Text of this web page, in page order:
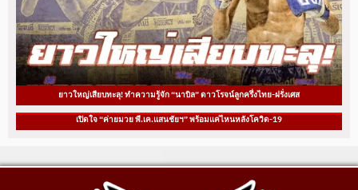
ยาวใหญ่เสียบทะลุ! ทำความรู้จัก “นาบิล” ดาวโรจน์ลูกครึ่งไทย-ฝรั่งเศส
เปิดใจ “ค่ายมวย พี.เค.แสนชัยฯ” พร้อมแค่ไหนหลังโควิด-19